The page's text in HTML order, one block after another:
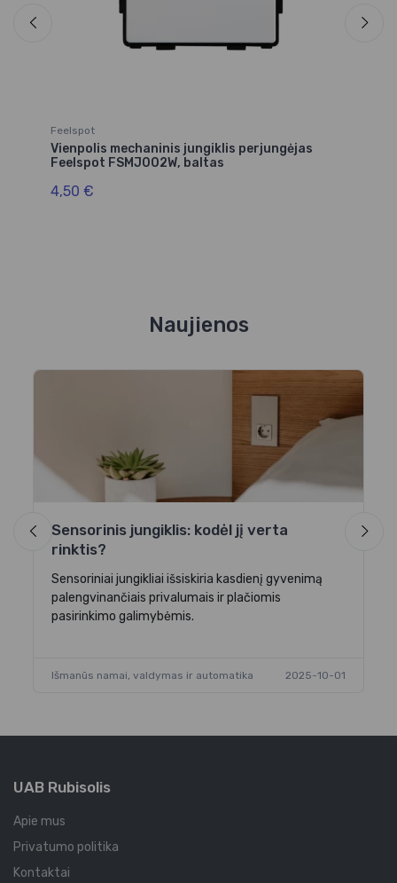
Feelspot
Vienpolis mechaninis jungiklis perjungėjas
Feelspot FSMJ002W, baltas
4,50 €
Naujienos
Sensorinis jungiklis: kodėl jį verta
rinktis?
Sensoriniai jungikliai išsiskiria kasdienį gyvenimą
palengvinančiais privalumais ir plačiomis
pasirinkimo galimybėmis.
Išmanūs namai, valdymas ir automatika 2025-10-01
UAB Rubisolis
Apie mus
Privatumo politika
Kontaktai